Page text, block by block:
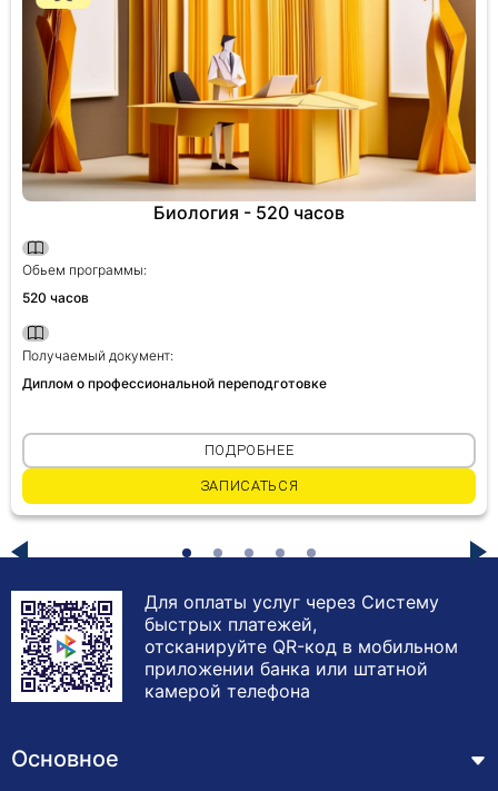
Биология - 520 часов
Обьем программы:
520 часов
Получаемый документ:
Диплом о профессиональной переподготовке
ПОДРОБНЕЕ
ЗАПИСАТЬСЯ
Для оплаты услуг через Систему
быстрых платежей,
отсканируйте QR-код в мобильном
приложении банка или штатной
камерой телефона
Основное